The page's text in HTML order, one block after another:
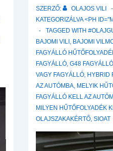
SZERZŐ: OLAJOS VILI
KATEGORIZÁLVA <PH
TAGGED WITH
BAJOMI VILI, BAJOMI
FAGYÁLLÓ
FAGYÁLLÓ, G48 FAGYÁLLÓ
VAGY FAGYÁLLÓ, HYBRID
AZ AUTÓMBA, MELYIK
FAGYÁLLÓ KELL AZ
MILYEN HŰTŐFOLYADÉK
OLAJSZAKAKÉRTŐ, SIOAT